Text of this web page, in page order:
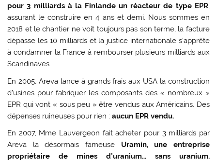
pour 3 milliards à la Finlande un réacteur de type EPR,
assurant le construire en 4 ans et demi. Nous sommes en
2018 et le chantier ne voit toujours pas son terme, la facture
dépasse les 10 milliards et la justice internationale s’apprête
à condamner la France à rembourser plusieurs milliards aux
Scandinaves.
En 2005, Areva lance à grands frais aux USA la construction
d’usines pour fabriquer les composants des « nombreux »
EPR qui vont « sous peu » être vendus aux Américains. Des
dépenses ruineuses pour rien :aucun EPR vendu.
En 2007, Mme Lauvergeon fait acheter pour 3 milliards par
Areva la désormais fameuse Uramin, une entreprise
propriétaire de mines d’uranium… sans uranium.